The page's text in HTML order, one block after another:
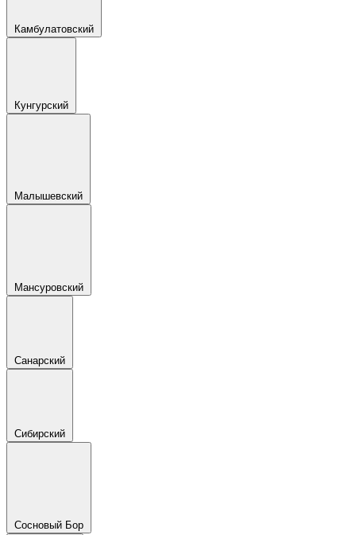
Камбулатовский
Кунгурский
Малышевский
Мансуровский
Санарский
Сибирский
Сосновый Бор